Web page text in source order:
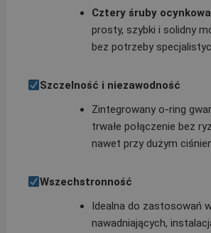
Cztery śruby
prosty, szybki i solidny
bez potrzeby
Szczelność i niezawodność
Zintegrowany o-ring
trwałe połączenie bez
nawet przy dużym
Wszechstronność
Idealna do zastosowań
nawadniających,